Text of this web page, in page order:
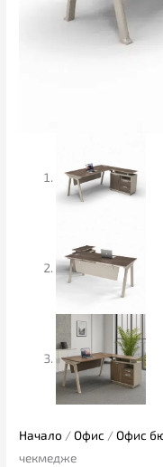
Начало /Офис /Офис
чекмедже